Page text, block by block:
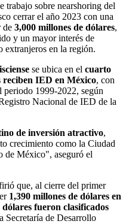
trabajo sobre nearshoring del
cerrar el año 2023 con una
de 3,000 millones de dólares,
y un mayor interés de
extranjeros en la región.
se ubica en el cuarto
reciben IED en México, con
periodo 1999-2022, según
Nacional de IED de la
de inversión atractivo,
crecimiento como la Ciudad
de México", aseguró el
que, al cierre del primer
1,390 millones de dólares en
dólares fueron clasificados
Secretaría de Desarrollo